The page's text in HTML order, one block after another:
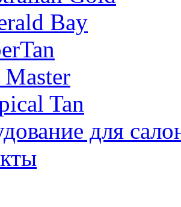
Bay
Master
Tan
для